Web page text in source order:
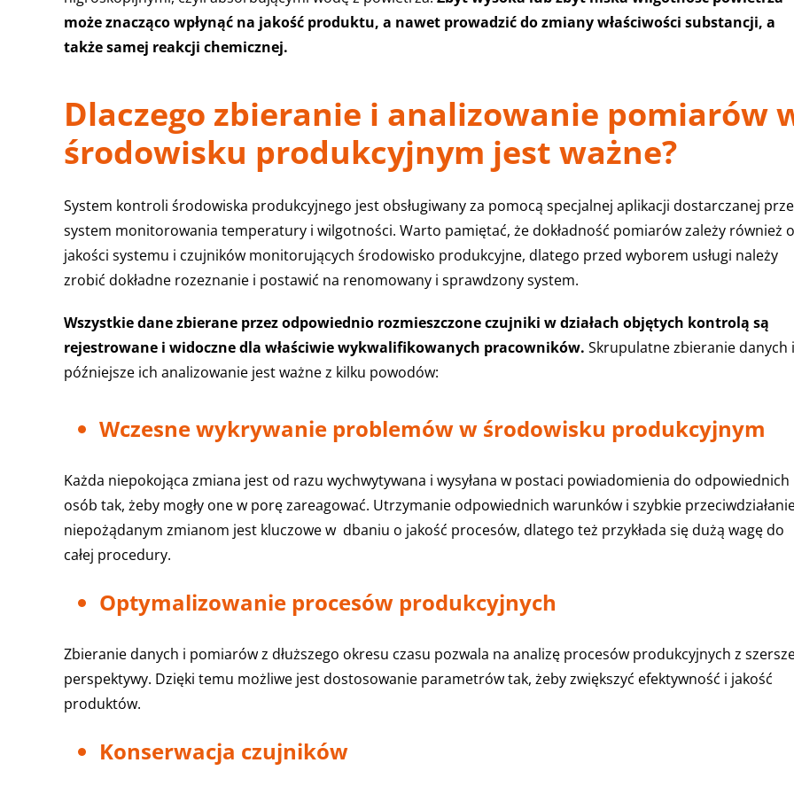
może znacząco wpłynąć na jakość produktu, a nawet prowadzić do zmiany właściwości substancji, a
także samej reakcji chemicznej.
Dlaczego zbieranie i analizowanie pomiarów
środowisku produkcyjnym jest ważne?
System kontroli środowiska produkcyjnego jest obsługiwany za pomocą specjalnej aplikacji dostarczanej
system monitorowania temperatury i wilgotności. Warto pamiętać, że dokładność pomiarów zależy również
jakości systemu i czujników monitorujących środowisko produkcyjne, dlatego przed wyborem usługi należy
zrobić dokładne rozeznanie i postawić na renomowany i sprawdzony system.
Wszystkie dane zbierane przez odpowiednio rozmieszczone czujniki w działach objętych kontrolą są
rejestrowane i widoczne dla właściwie wykwalifikowanych pracowników. Skrupulatne zbieranie danych i
późniejsze ich analizowanie jest ważne z kilku powodów:
Wczesne wykrywanie problemów w środowisku produkcyjnym
Każda niepokojąca zmiana jest od razu wychwytywana i wysyłana w postaci powiadomienia do odpowiednich
osób tak, żeby mogły one w porę zareagować. Utrzymanie odpowiednich warunków i szybkie
niepożądanym zmianom jest kluczowe w dbaniu o jakość procesów, dlatego też przykłada się dużą wagę do
całej procedury.
Optymalizowanie procesów produkcyjnych
Zbieranie danych i pomiarów z dłuższego okresu czasu pozwala na analizę procesów produkcyjnych z
perspektywy. Dzięki temu możliwe jest dostosowanie parametrów tak, żeby zwiększyć efektywność i jakość
produktów.
Konserwacja czujników